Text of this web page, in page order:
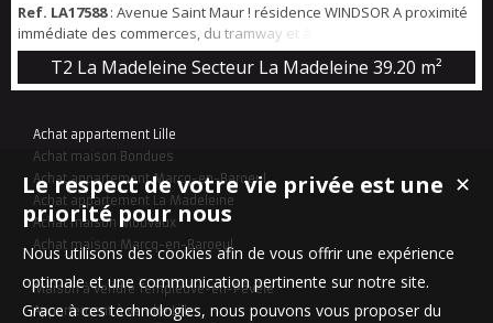
Ref. LA17588: Avenue Saint Maur ! résidence WINDSOR A proximité
immédiate des commerces, du tramway et à seulement quelques
minutes des gares de Lille ! T2 au rez de chaussée d'une
copropriété sécurisée en bon état de 39 m² comprenant : Hall, coin
cuisine équipée (plaque hotte, four), séjour lumineux, buanderie
douches attenante et WC. Parking...
T2 La Madeleine Secteur La Madeleine 39.20 m²
Achat appartement Lille
Achat maison Bondues
Achat appartement Marcq-en-Baroeul
Achat appartement La Madeleine
Achat maison Mouvaux
Achat maison Marcq-en-Baroeul
Maison à vendre Templeuve-en-Pévèle
Appartement à vendre Lille
✕
Le respect de votre vie privée est une
priorité pour nous
Nous utilisons des cookies afin de vous offrir une expérience
optimale et une communication pertinente sur notre site.
Grace à ces technologies, nous pouvons vous proposer du